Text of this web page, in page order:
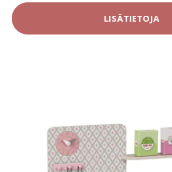
LISÄTIETOJA